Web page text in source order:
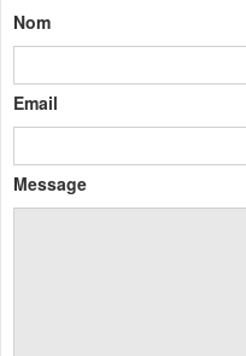
Nom
Email
Message